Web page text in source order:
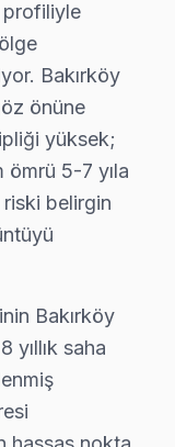
Hisense
– Yerinde
ekran
fiyat teklifi
olmadan
güvenli servis
bilgilendirme
hizmet
Bilgisi
profiliyle
Bakırköy
önüne
yüksek;
ömrü 5-7 yıla
riski belirgin
Bakırköy
yıllık saha